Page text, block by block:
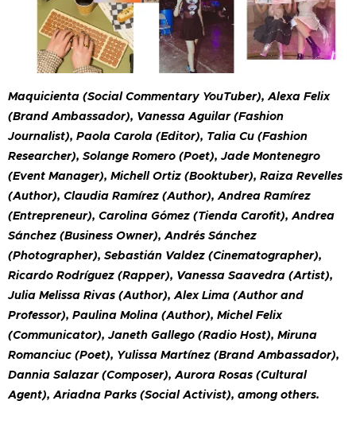
Maquicienta (Social Commentary YouTuber), Alexa Felix
(Brand Ambassador), Vanessa Aguilar (Fashion
Journalist), Paola Carola (Editor), Talia Cu (Fashion
Researcher), Solange Romero (Poet), Jade Montenegro
(Event Manager), Michell Ortiz (Booktuber), Raiza Revelles
(Author), Claudia Ramírez (Author), Andrea Ramírez
(Entrepreneur), Carolina Gómez (Tienda Carofit), Andrea
Sánchez (Business Owner), Andrés Sánchez
(Photographer), Sebastián Valdez (Cinematographer),
Ricardo Rodríguez (Rapper), Vanessa Saavedra (Artist),
Julia Melissa Rivas (Author), Alex Lima (Author and
Professor), Paulina Molina (Author), Michel Felix
(Communicator), Janeth Gallego (Radio Host), Miruna
Romanciuc (Poet), Yulissa Martínez (Brand Ambassador),
Dannia Salazar (Composer), Aurora Rosas (Cultural
Agent), Ariadna Parks (Social Activist), among others.